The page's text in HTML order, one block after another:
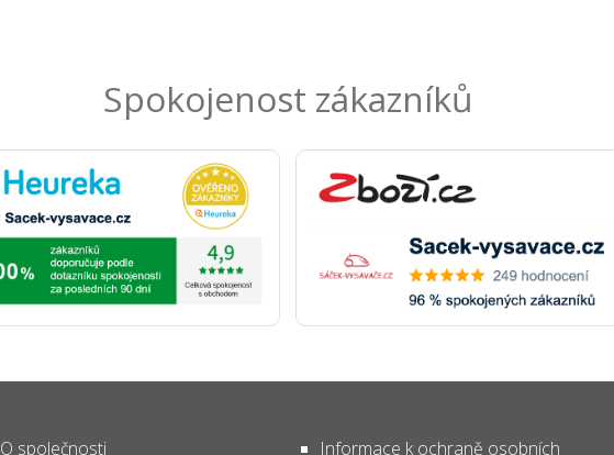
Spokojenost zákazníků
O společnosti Informace k ochraně osobních